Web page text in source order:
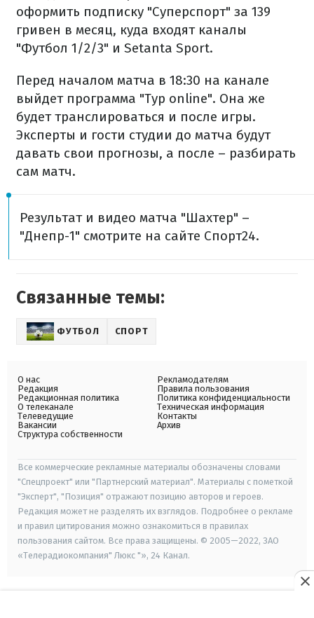
оформить подписку "Суперспорт" за 139
гривен в месяц, куда входят каналы
"Футбол 1/2/3" и Setanta Sport.
Перед началом матча в 18:30 на канале
выйдет программа "Тур online". Она же
будет транслироваться и после игры.
Эксперты и гости студии до матча будут
давать свои прогнозы, а после – разбирать
сам матч.
Результат и видео матча "Шахтер" –
"Днепр-1" смотрите на сайте Спорт24.
Связанные темы:
ФУТБОЛ СПОРТ
О нас
Редакция
Редакционная политика
О телеканале
Телеведущие
Вакансии
Структура собственности
Рекламодателям
Правила пользования
Политика конфиденциальности
Техническая информация
Контакты
Архив
Все коммерческие рекламные материалы обозначены словами
"Спецпроект" или "Партнерский материал". Материалы с пометкой
"Эксперт", "Позиция" отражают позицию авторов и героев.
Редакция может не разделять их взглядов. Подробнее о рекламе
и правил цитирования можно ознакомиться в правилах
пользования сайтом. Все права защищены. © 2005—2022, ЗАО
«Телерадиокомпания" Люкс "», 24 Канал.